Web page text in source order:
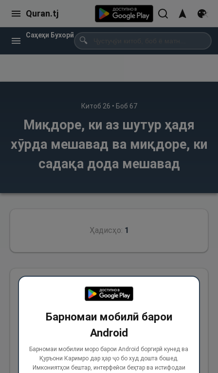
Quran.tj
Саҳеҳи Бухорӣ
🔍
Китоб 26 • Боб 67
Миқдоре, ки аз шутур ҳадя
хӯрда мешавад ва миқдоре, ки
садақа дода мешавад
Ҳадисҳо: 1
Аз Ҷобир ибни Абдуллоҳ (р) ривоят аст, ки
гуфт: Мо аз шутури ҳадяи худ бештар аз се
рӯз, ки дар Мино будем, намехӯрдем. Вале
Паёмбари Худо (с) ба мо иҷоза дода ва
фармуданд: “Бихӯред ва захира кунед! Ва мо
хӯрдем ва ҳам захира кардем.
Барномаи мобилӣ барои
Android
Барномаи мобилии моро барои Android боргирӣ кунед ва
Қуръони Каримро дар ҳар ҷо бо худ дошта бошед.
Имкониятҳои бештар, интерфейси беҳтар ва истифодаи